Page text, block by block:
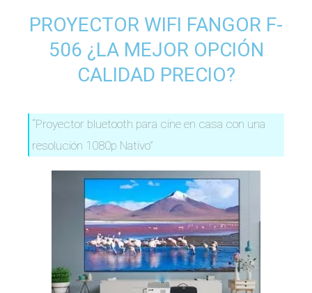
PROYECTOR WIFI FANGOR F-
506 ¿LA MEJOR OPCIÓN
CALIDAD PRECIO?
“Proyector bluetooth para cine en casa con una
resolución 1080p Nativo”